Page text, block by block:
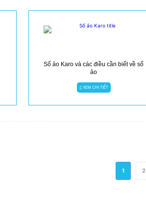
Số ảo Karo và các điều cần biết về số
ảo
XEM CHI TIẾT
1 2